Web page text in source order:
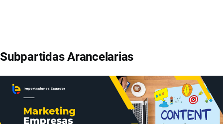
Subpartidas Arancelarias